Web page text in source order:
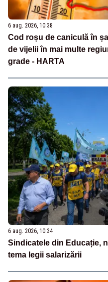
6 aug. 2026, 10:38
Cod roșu de caniculă în
de vijelii în mai multe
grade - HARTA
6 aug. 2026, 10:34
Sindicatele din Educație,
tema legii salarizării